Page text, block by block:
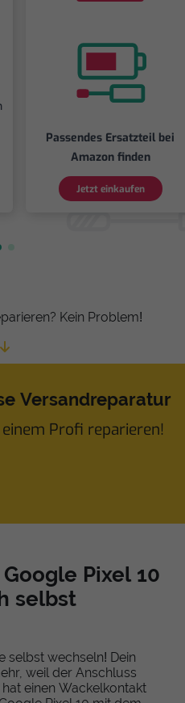
Passendes Ersatzteil bei
Amazon finden
Jetzt einkaufen
Kein Problem!
Versandreparatur
Profi reparieren!
Pixel 10
selbst
selbst wechseln! Dein
weil der Anschluss
einen Wackelkontakt